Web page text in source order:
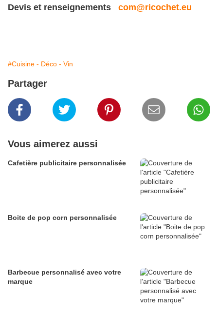
Devis et renseignements com@ricochet.eu
#Cuisine - Déco - Vin
Partager
Vous aimerez aussi
Cafetière publicitaire personnalisée
Boite de pop corn personnalisée
Barbecue personnalisé avec votre
marque